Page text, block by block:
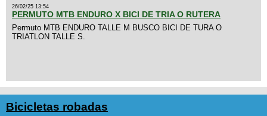
26/02/25 13:54
PERMUTO MTB ENDURO X BICI DE TRIA O RUTERA
Permuto MTB ENDURO TALLE M BUSCO BICI DE TURA O
TRIATLON TALLE S.
Bicicletas robadas